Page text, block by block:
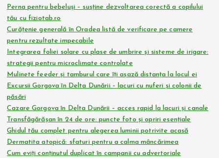
Perna pentru bebeluși – susține dezvoltarea corectă a copilului
tău cu fiziotab.ro
Curățenie generală în Oradea listă de verificare pe camere
pentru rezultate impecabile
Integrarea foliei solare cu plase de umbrire și sisteme de irigare:
strategii pentru microclimate controlate
Mulinete feeder și tamburul care îți așază distanța la locul ei
Excursii Gorgova în Delta Dunării – lacuri cu nuferi și colonii de
păsări
Cazare Gorgova în Delta Dunării – acces rapid la lacuri și canale
Transfăgărășan în 24 de ore: puncte foto și opriri esențiale
Ghidul tău complet pentru alegerea luminii potrivite acasă
Dermatita atopică: sfaturi pentru a calma mâncărimea
Cum eviți conținutul duplicat în campanii cu advertoriale